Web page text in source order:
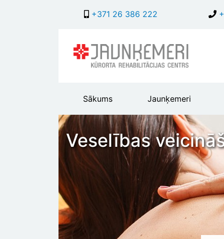
+371 26 386 222
Main
header
menu
Sākums Jaunķemeri
Veselības